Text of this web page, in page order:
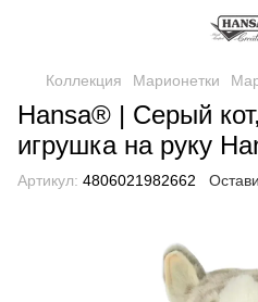
Коллекция Марионетки
Hansa® | Серый
игрушка на руку
Артикул: 4806021982662